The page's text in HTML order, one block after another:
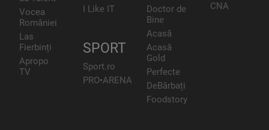
Vocea
României
Las
Fierbinți
Apropo
TV
I Like IT
SPORT
Sport.ro
PRO•ARENA
Doctor de
Bine
Acasă
Acasă
Gold
Perfecte
DeBărbați
Foodstory
CNA